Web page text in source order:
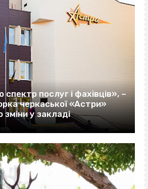
послуг і фахівців», –
черкаської «Астри»
зміни у закладі